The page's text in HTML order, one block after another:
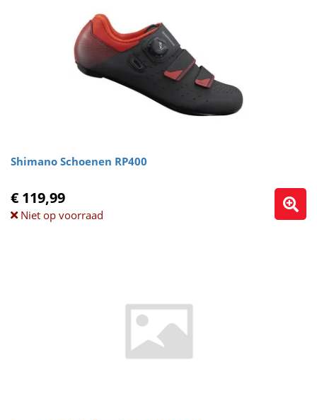
Shimano Schoenen RP400
€ 119,99
Niet op voorraad